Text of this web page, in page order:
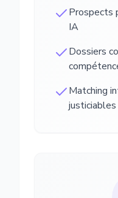
Prospects
IA
Dossiers
Matching
justiciables